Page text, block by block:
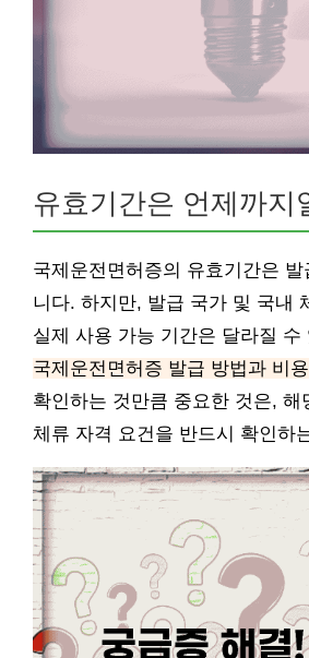
유효기간은 언제까지
국제운전면허증의 유효기간은 발
니다. 하지만, 발급 국가 및 국내
실제 사용 가능 기간은 달라질 수
국제운전면허증 발급 방법과 비
확인하는 것만큼 중요한 것은, 해
체류 자격 요건을 반드시 확인하